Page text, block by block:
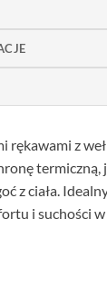
rękawami z
termiczną,
z ciała.
i suchości